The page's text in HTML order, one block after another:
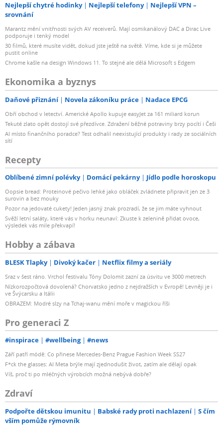
Nejlepší chytré hodinky Nejlepší telefony
Nejlepší VPN –
srovnání
Marantz mění vnitřnosti svých AV receiverů. Mají osmikanálový DAC a Dirac Live
podporuje i tenký model
30 filmů, které musíte vidět, dokud jste ještě na světě. Víme, kde si je můžete
pustit online
Chrome kašle na design Windows 11. To stejné ale dělá Microsoft s Edgem
Ekonomika a byznys
Daňové přiznání Novela zákoníku práce Nadace EPCG
Obří obchod v letectví. Americké Apollo kupuje easyJet za 161 miliard korun
Tekuté zlato opět dostojí své přezdívce. Zdražení běžné potraviny brzy pocítí i Češi
AI místo finančního poradce? Test odhalil neexistující produkty i rady ze sociálních
sítí
Recepty
Oblíbené zimní polévky Domácí pekárny Jídlo podle horoskopu
Oopsie bread: Proteinové pečivo lehké jako obláček zvládnete připravit jen ze 3
surovin a bez mouky
Pozor na jedovaté cukety! Jeden jasný znak prozradí, že se jim máte vyhnout
Svěží letní saláty, které vás v horku neunaví: Zkuste k zelenině přidat ovoce,
výsledek vás mile překvapí!
Hobby a zábava
BLESK Tlapky Divoký kačer Netflix filmy a seriály
Sraz v šest ráno. Vrchol festivalu Tóny Dolomit zazní za úsvitu ve 3000 metrech
Nízkorozpočtová dovolená? Chorvatsko jedno z nejdražších v Evropě! Levněji je i
ve Švýcarsku a Itálii
OBRAZEM: Modré slzy na Tchaj-wanu mění moře v magickou říši
Pro generaci Z
#inspirace #wellbeing #news
Září patří módě: Co přinese Mercedes-Benz Prague Fashion Week SS27
F*ck the glasses: AI Meta brýle mají zjednodušit život, zatím ale dělají opak
Víš, proč ti po mléčných výrobcích možná nebývá dobře?
Zdraví
Podpořte dětskou imunitu Babské rady proti nachlazení
S čím
vším pomůže rýmovník